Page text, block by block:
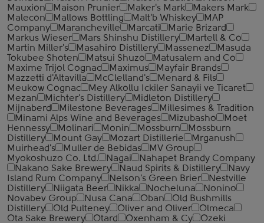
Mauxion
Maison Prunier Maker's Mark
Makers Mark
Malecon
Mallows Bottling Malt'b Whiskey
MAP
Company
Marancheville Marcati
Marie Brizard
Markus Wieser
Mars Shinshu Distillery
Martell & Co
Martin Miller's
Masahiro Distillery Massenez
Masuda
Tokubee Shoten
Matsui Shuzo
Matusalem and Co
Maxime Trijol Cognac
Maximus
Mayfair Brands
Mazzetti d'Altavilla
McClelland's
Menard & Fils
Meukow Cognac
Mey Alkollu Ickiler Sanayii ve Ticaret
Mezan
Michter's Distillery
Midleton Distillery
Mijnaberd
Milestone Beverages
Millesimes & Tradition
Minami Alps Wine and Beverages
Mizubasho
Moet
Hennessy
Molinari Monin Mossburn
Mossburn
Distillery
Mount Gay Mozart Distillerie
Mrganush
Muirhead's
Muller de Bebidas
MV Group
Myokoshuzo Co. Ltd.
Nagai
Nahapet Brandy Company
Nakano Sake Brewery
Naud Spirits & Distillery
Navy
Island Rum Company
Nelson's Green Brier
Nestville
Distillery
Niigata Beer Nikka Nocheluna
Nonino
Novabev Group
Nusa Cana Oban
Old Bushmills
Distillery
Old Pulteney Oliver and Oliver
Olmeca
Ota Sake Brewery
Otard Oxenham & Cy
Ozeki